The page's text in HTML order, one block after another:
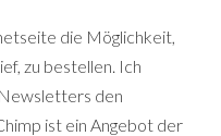
die Möglichkeit,
zu bestellen. Ich
den
ist ein Angebot der